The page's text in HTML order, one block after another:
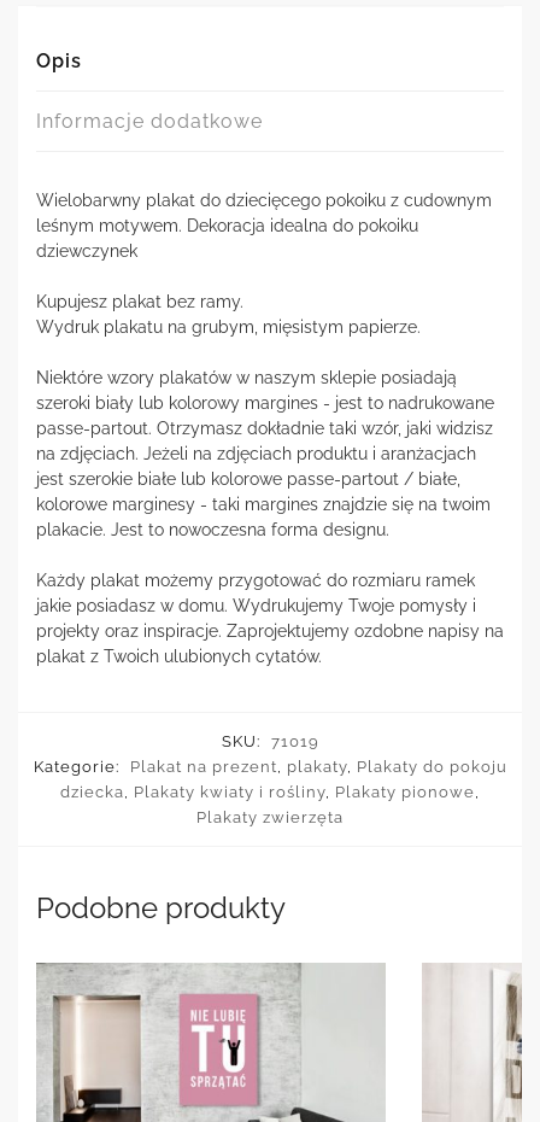
Opis
Informacje dodatkowe
Wielobarwny plakat do dziecięcego pokoiku z cudownym
leśnym motywem. Dekoracja idealna do pokoiku
dziewczynek
Kupujesz plakat bez ramy.
Wydruk plakatu na grubym, mięsistym papierze.
Niektóre wzory plakatów w naszym sklepie posiadają
szeroki biały lub kolorowy margines - jest to nadrukowane
passe-partout. Otrzymasz dokładnie taki wzór, jaki widzisz
na zdjęciach. Jeżeli na zdjęciach produktu i aranżacjach
jest szerokie białe lub kolorowe passe-partout / białe,
kolorowe marginesy - taki margines znajdzie się na twoim
plakacie. Jest to nowoczesna forma designu.
Każdy plakat możemy przygotować do rozmiaru ramek
jakie posiadasz w domu. Wydrukujemy Twoje pomysły i
projekty oraz inspiracje. Zaprojektujemy ozdobne napisy na
plakat z Twoich ulubionych cytatów.
SKU:
71019
Kategorie:
Plakat na prezent plakaty, Plakaty do pokoju
dziecka
Plakaty kwiaty i rośliny Plakaty pionowe
Plakaty zwierzęta
Podobne produkty